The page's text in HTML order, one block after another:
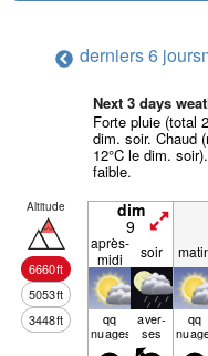
derniers 6 jours
Next 3 days
Forte pluie (total
dim. soir. Chaud
12°C le dim.
faible.
Altitude
6660ft
5053ft
3448ft
dim
9
après-
midi
soir
qq
nuages
aver­
ses
qq